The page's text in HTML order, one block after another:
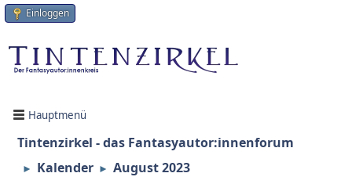
Einloggen
Hauptmenü
Tintenzirkel - das Fantasyautor:innenforum
► Kalender ► August 2023